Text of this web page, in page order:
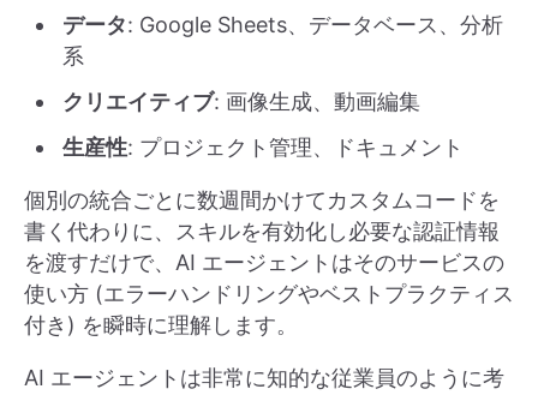
データ: Google Sheets、データベース、分析
系
クリエイティブ: 画像生成、動画編集
生産性: プロジェクト管理、ドキュメント
個別の統合ごとに数週間かけてカスタムコードを
書く代わりに、スキルを有効化し必要な認証情報
を渡すだけで、AI エージェントはそのサービスの
使い方 (エラーハンドリングやベストプラクティス
付き) を瞬時に理解します。
AI エージェントは非常に知的な従業員のように考